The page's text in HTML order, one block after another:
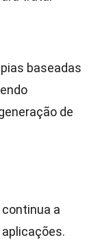
baseadas
de
a